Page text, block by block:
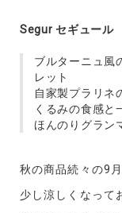
Segur セギュール
ブルターニュ風
レット
自家製プラリネ
くるみの食感と
ほんのりグラン
秋の商品続々の9
少し涼しくなって